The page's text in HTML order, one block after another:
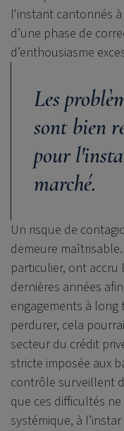
l'instant cantonnés à
d’une phase de
d’enthousiasme
Les
sont bien
pour
marché.
Un risque de
demeure
particulier, ont accru
dernières années
engagements à long
perdurer, cela
secteur du crédit
stricte imposée aux
contrôle surveillent
que ces difficultés
systémique, à